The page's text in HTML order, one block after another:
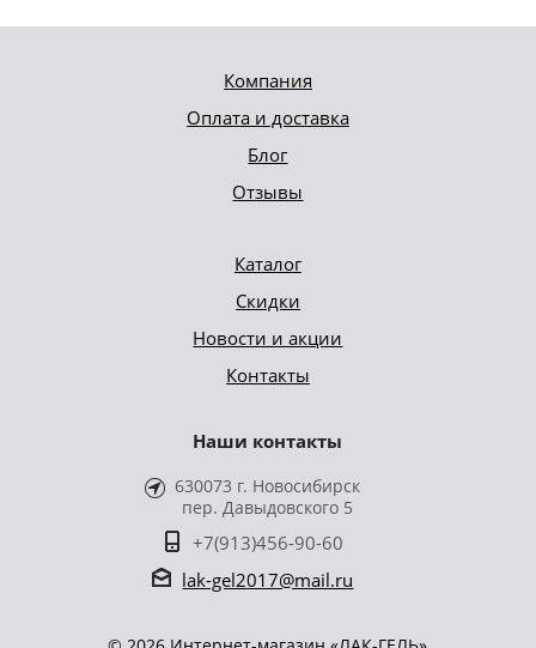
Компания
Оплата и доставка
Блог
Отзывы
Каталог
Скидки
Новости и акции
Контакты
Наши контакты
630073 г. Новосибирск
пер. Давыдовского 5
+7(913)456-90-60
lak-gel2017@mail.ru